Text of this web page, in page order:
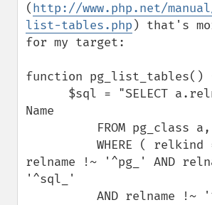
(http://www.php.net/
list-tables.php ) that's
for my target:
function pg_list_tables()
Name
relname !~ '^pg_' AND
'^sql_'